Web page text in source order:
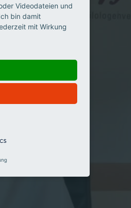
Videodateien und
bin damit
mit Wirkung